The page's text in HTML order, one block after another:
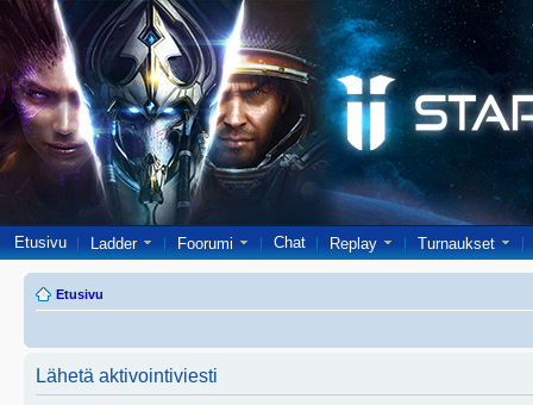
Etusivu Ladder Foorumi Chat Replay Turnaukset
Etusivu
Lähetä aktivointiviesti